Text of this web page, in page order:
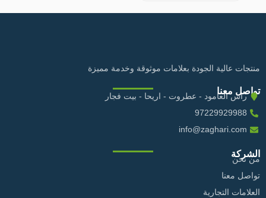
منتجات عالية الجودة بعلامات موثوقة وخدمة مميزة
تواصل معنا
راس العامود - عطروت - اريحا - بيت فجار
97229929988
info@zaghari.com
الشركة
من نحن
تواصل معنا
العلامات التجارية